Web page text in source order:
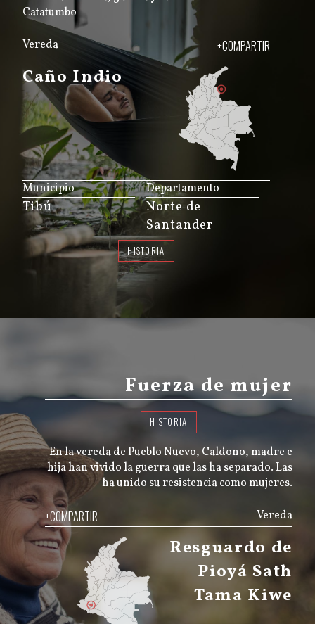
Catatumbo
Vereda +COMPARTIR
Caño Indio
Municipio
Tibú
Departamento
Norte de
Santander
HISTORIA
Fuerza de mujer
HISTORIA
En la vereda de Pueblo Nuevo, Caldono, madre e
hija han vivido la guerra que las ha separado. Las
ha unido su resistencia como mujeres.
Vereda
+COMPARTIR
Resguardo de
Pioyá Sath
Tama Kiwe